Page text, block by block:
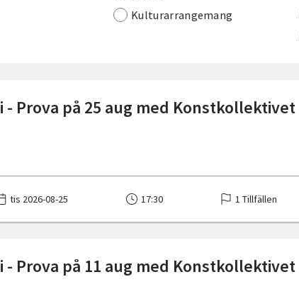
Kulturarrangemang
- Prova på 25 aug med Konstkollektivet
tis 2026-08-25 17:30 1 Tillfällen
- Prova på 11 aug med Konstkollektivet